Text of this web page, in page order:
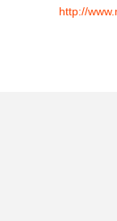
http://